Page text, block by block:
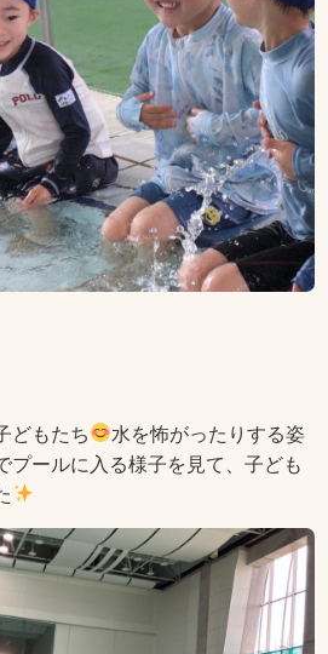
どもたち
水を怖がったりする姿
プールに入る様子を見て、子ども